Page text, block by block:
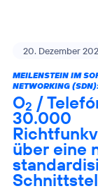
20. Dezember
MEILENSTEIN IM
NETWORKING
O2 /
30.000
über eine